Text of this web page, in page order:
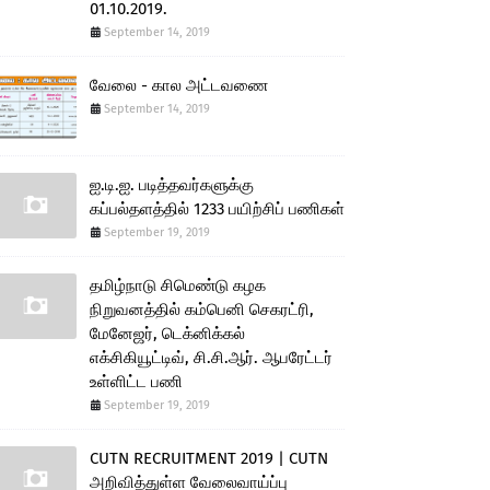
01.10.2019.
September 14, 2019
வேலை - கால அட்டவணை
September 14, 2019
ஐ.டி.ஐ. படித்தவர்களுக்கு
கப்பல்தளத்தில் 1233 பயிற்சிப் பணிகள்
September 19, 2019
தமிழ்நாடு சிமெண்டு கழக
நிறுவனத்தில் கம்பெனி செகரட்ரி,
மேனேஜர், டெக்னிக்கல்
எக்சிகியூட்டிவ், சி.சி.ஆர். ஆபரேட்டர்
உள்ளிட்ட பணி
September 19, 2019
CUTN RECRUITMENT 2019 | CUTN
அறிவித்துள்ள வேலைவாய்ப்பு